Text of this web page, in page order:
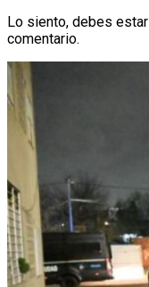
Lo siento, debes estar
comentario.